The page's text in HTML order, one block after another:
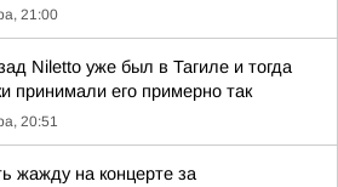
21:00
Niletto уже был в Тагиле и тогда
принимали его примерно так
20:51
жажду на концерте за